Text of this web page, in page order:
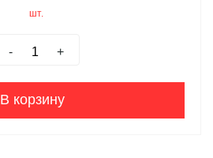
шт.
- +
В корзину